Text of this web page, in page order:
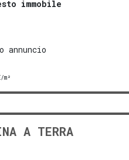
immobile
annuncio
m²
A TERRA